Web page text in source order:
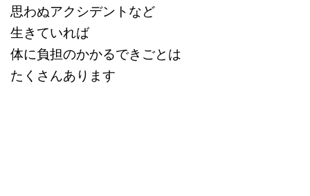
思わぬアクシデントなど
生きていれば
体に負担のかかるできごとは
たくさんあります